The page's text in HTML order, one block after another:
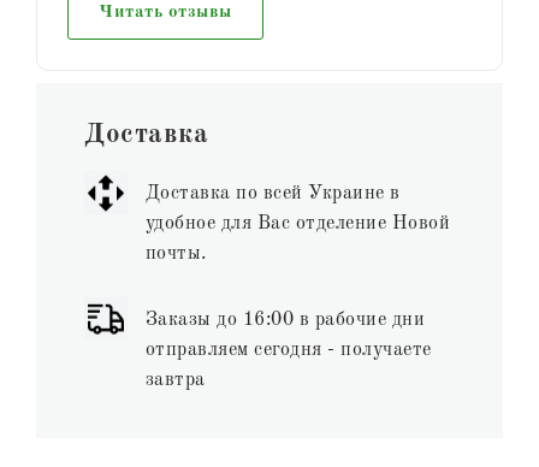
Читать отзывы
Доставка
Доставка по всей Украине в
удобное для Вас отделение Новой
почты.
Заказы до 16:00 в рабочие дни
отправляем сегодня - получаете
завтра